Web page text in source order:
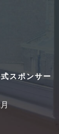
スポンサー